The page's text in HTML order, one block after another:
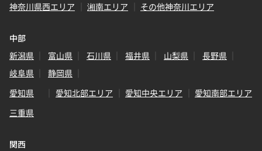
神奈川県西エリア
湘南エリア その他神奈川エリア
中部
新潟県
富山県 石川県 福井県 山梨県
長野県
岐阜県
静岡県
愛知県
愛知北部エリア 愛知中央エリア
愛知南部エリア
三重県
関西